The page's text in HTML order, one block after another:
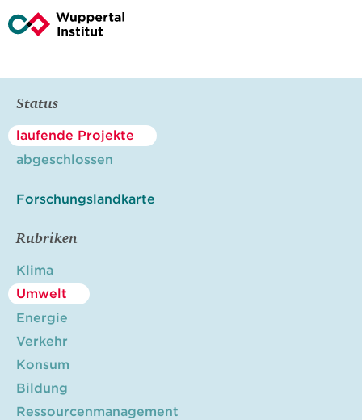
Status
laufende Projekte
abgeschlossen
Forschungslandkarte
Rubriken
Klima
Umwelt
Energie
Verkehr
Konsum
Bildung
Ressourcenmanagement